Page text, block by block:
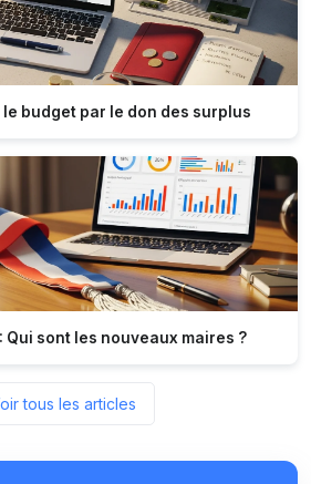
budget par le don des surplus
: Qui sont les nouveaux maires ?
tous les articles